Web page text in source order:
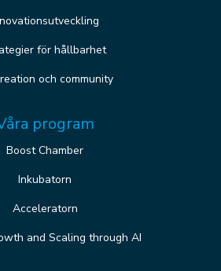
för hållbarhet
och community
program
Boost Chamber
Inkubatorn
Acceleratorn
and Scaling through AI